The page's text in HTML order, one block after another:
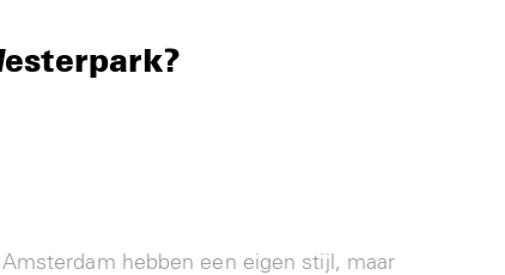
hebben een eigen stijl, maar